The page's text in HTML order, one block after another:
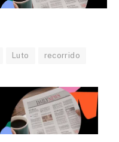
Luto recorrido